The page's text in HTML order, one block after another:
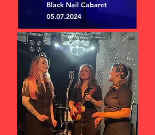
Black Nail Cabaret
05.07.2024